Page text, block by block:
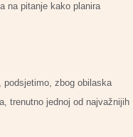
na pitanje kako planira
zbog obilaska
trenutno jednoj od najvažnijih